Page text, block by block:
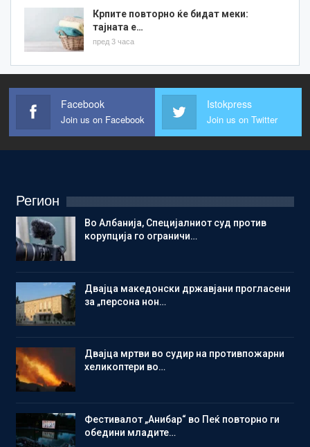
Крпите повторно ќе бидат меки:
тајната е…
пред 3 часа
Facebook
Join us on Facebook
Istokpress
Join us on Twitter
Регион
Во Албанија, Специјалниот суд против
корупција го ограничи…
Двајца македонски државјани прогласени
за „персона нон…
Двајца мртви во судир на противпожарни
хеликоптери во…
Фестивалот „Анибар“ во Пеќ повторно ги
обедини младите…